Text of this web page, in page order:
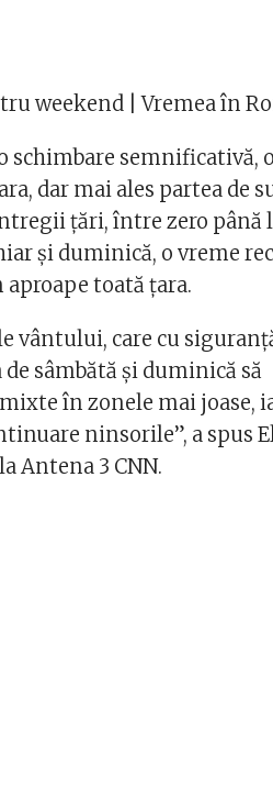
weekend | Vremea în
schimbare semnificativă,
dar mai ales partea de
țări, între zero până
și duminică, o vreme
toată țara.
vântului, care cu
sâmbătă și duminică să
în zonele mai joase,
ninsorile”, a spus
Antena 3 CNN.